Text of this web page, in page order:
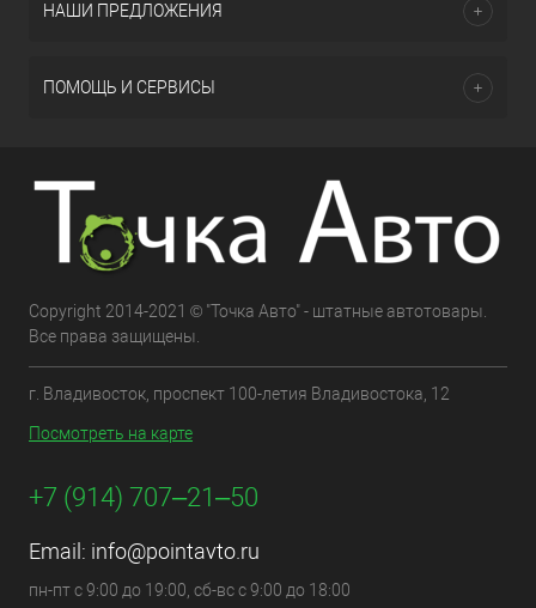
НАШИ ПРЕДЛОЖЕНИЯ
ПОМОЩЬ И СЕРВИСЫ
Copyright 2014-2021 © "Точка Авто" - штатные автотовары.
Все права защищены.
г. Владивосток, проспект 100-летия Владивостока, 12
Посмотреть на карте
+7 (914) 707‒21‒50
Email: info@pointavto.ru
пн-пт с 9:00 до 19:00, сб-вс с 9:00 до 18:00